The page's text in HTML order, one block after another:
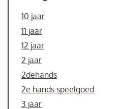
10 jaar
11 jaar
12 jaar
2 jaar
2dehands
2e hands speelgoed
3 jaar